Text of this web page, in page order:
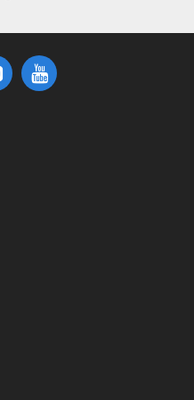
spazzola si
tua borsa o al
è progettata per
Chiave del
dispiegamento e
compatto di 7